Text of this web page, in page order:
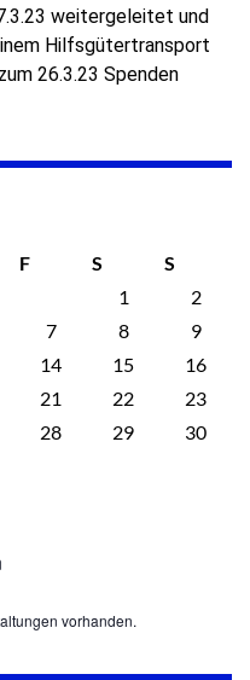
weitergeleitet und
Hilfsgütertransport
26.3.23 Spenden
F S
S
1
2
7 8
9
14 15
16
21 22
23
28 29
30
vorhanden.